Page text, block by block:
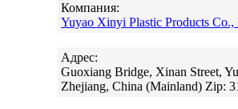
Компания:
Yuyao Xinyi Plastic Products Co.,
Адрес:
Guoxiang Bridge, Xinan Street,
Zhejiang, China (Mainland) Zip: